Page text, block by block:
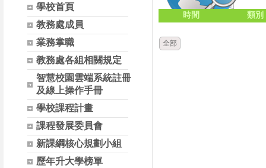
學校首頁
教務處成員
業務掌職
教務處各組相關規定
智慧校園雲端系統註冊
及線上操作手冊
學校課程計畫
課程發展委員會
新課綱核心規劃小組
歷年升大學榜單
時間 類別
全部